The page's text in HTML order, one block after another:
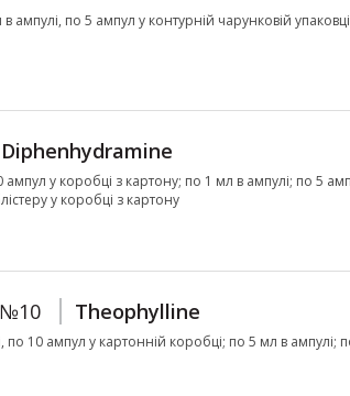
по 5 ампул у контурній чарунковій
Diphenhydramine
у коробці з картону; по 1 мл в ампулі; по 5
у коробці з картону
№10 Theophylline
10 ампул у картонній коробці; по 5 мл в ампулі;